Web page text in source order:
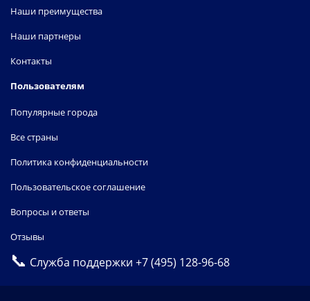
Наши преимущества
Наши партнеры
Контакты
Пользователям
Популярные города
Все страны
Политика конфиденциальности
Пользовательское соглашение
Вопросы и ответы
Отзывы
📞 Служба поддержки +7 (495) 128-96-68